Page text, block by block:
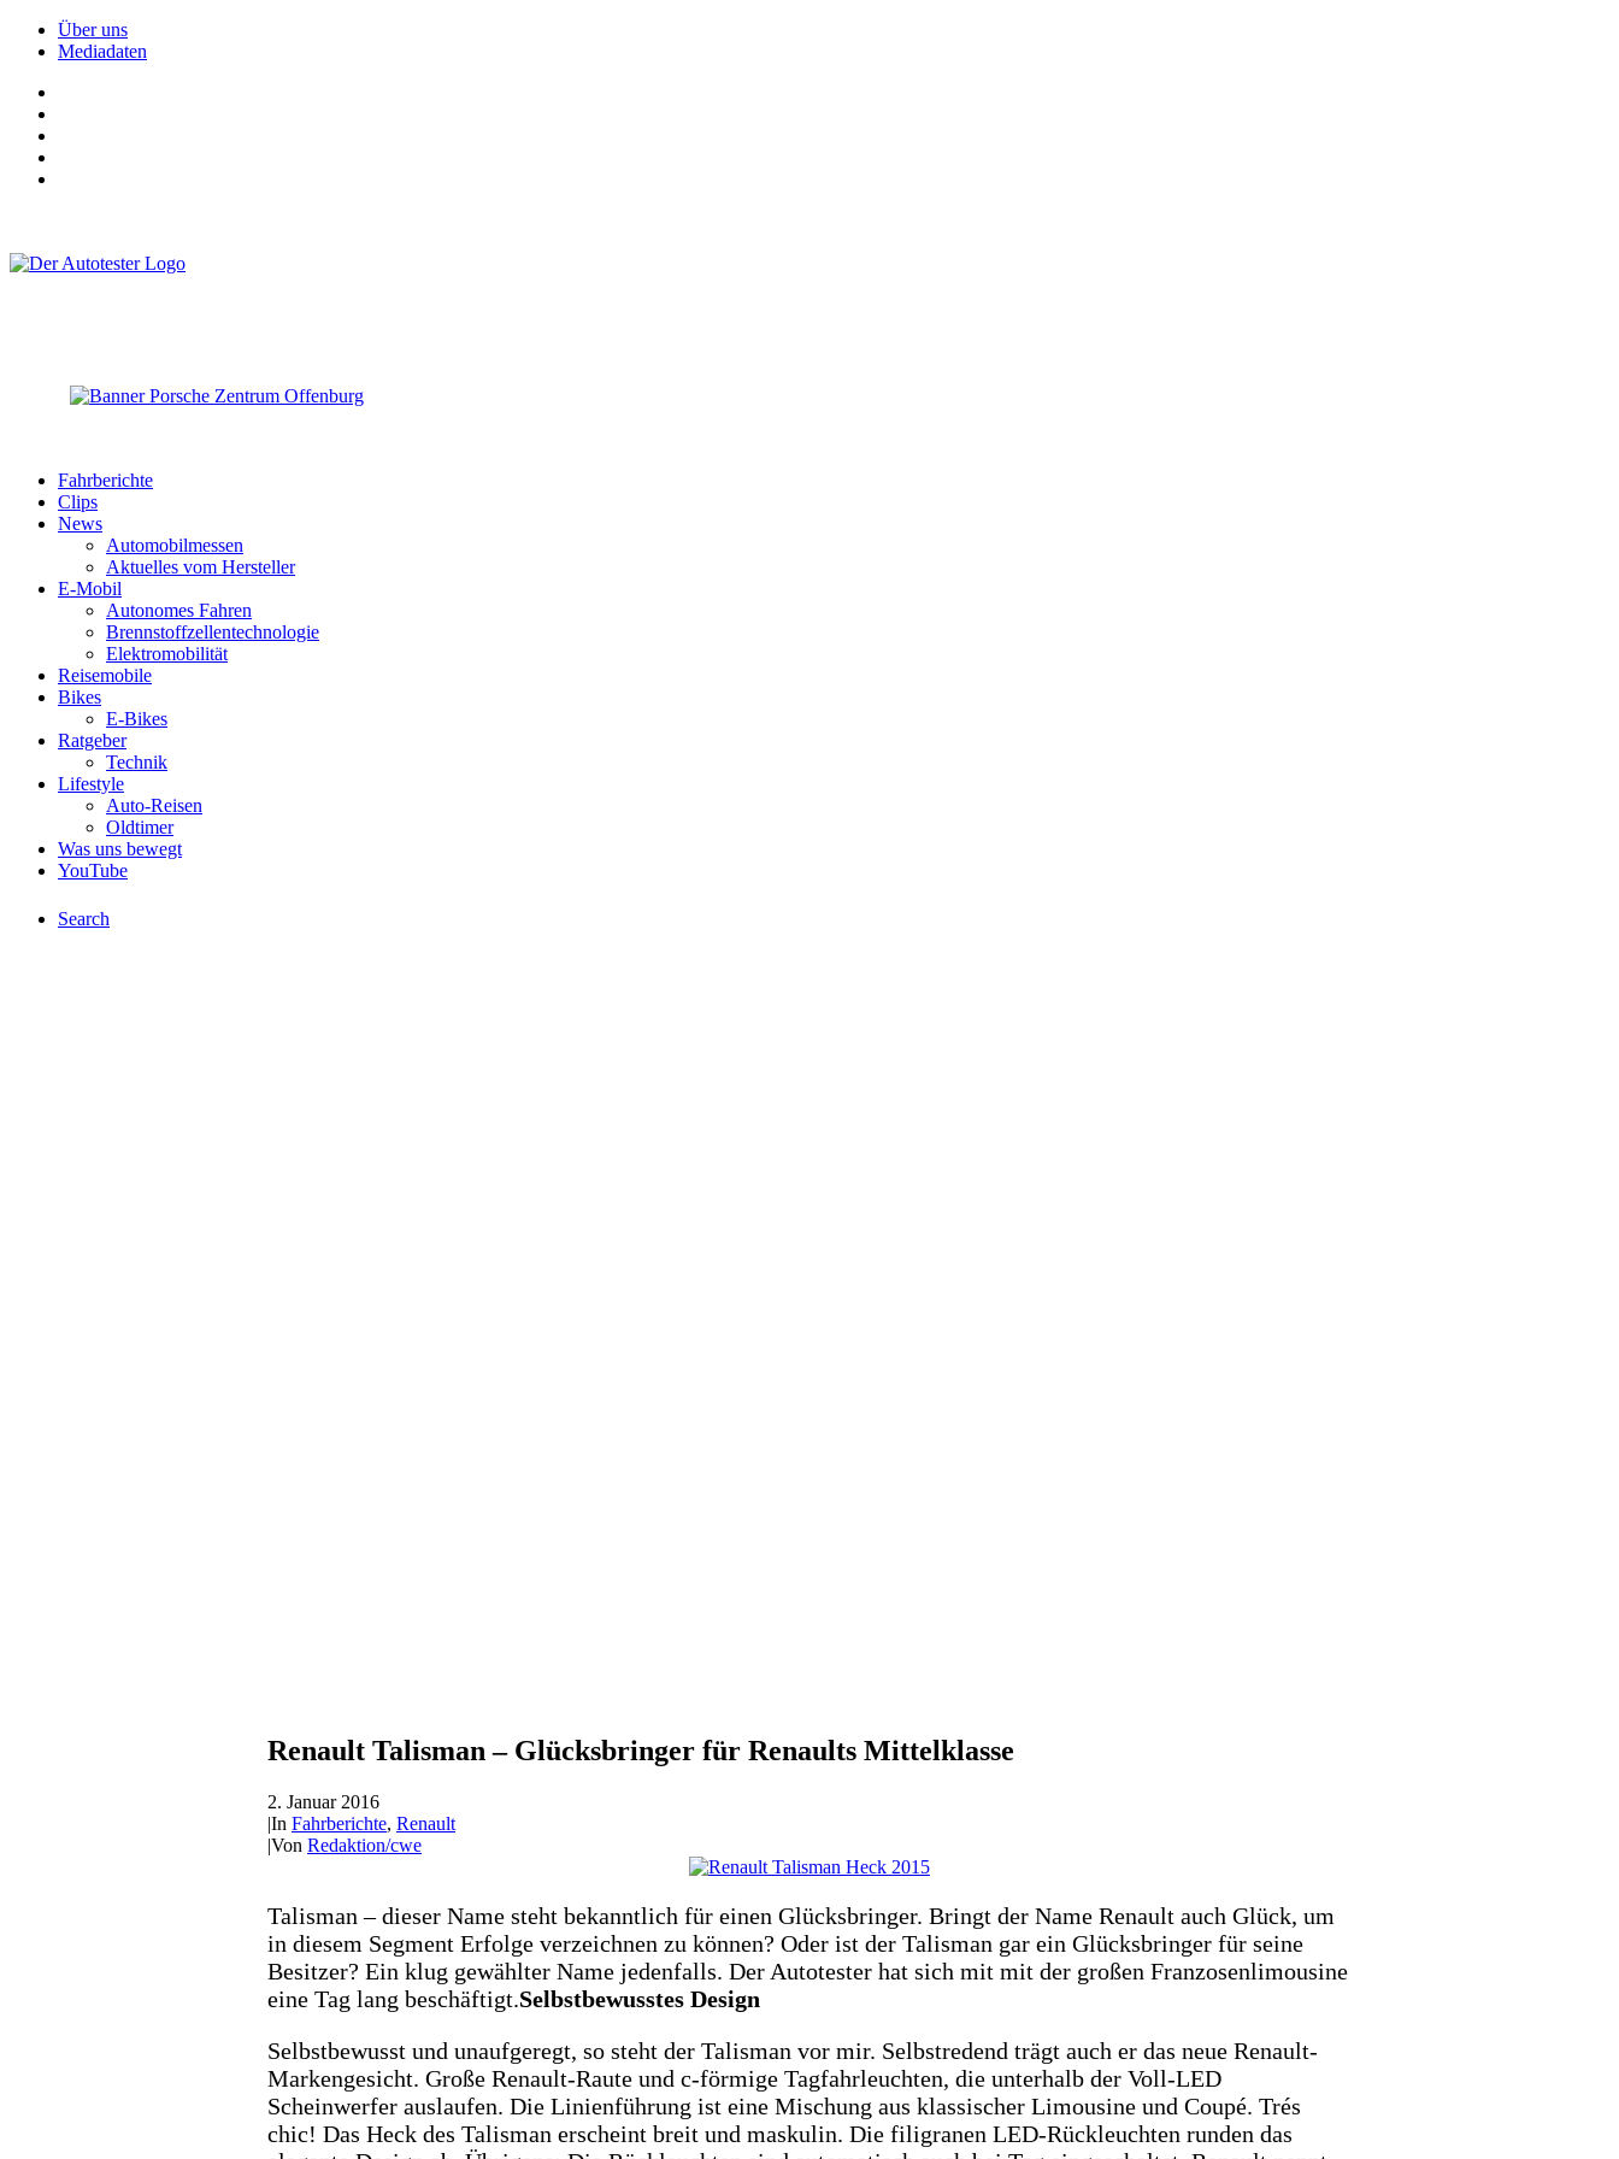
Über uns
Mediadaten
Fahrberichte
Clips
News
Automobilmessen
Aktuelles vom Hersteller
E-Mobil
Autonomes Fahren
Brennstoffzellentechnologie
Elektromobilität
Reisemobile
Bikes
E-Bikes
Ratgeber
Technik
Lifestyle
Auto-Reisen
Oldtimer
Was uns bewegt
YouTube
Search
Renault Talisman – Glücksbringer für Renaults Mittelklasse
2. Januar 2016
|In Fahrberichte, Renault
|Von Redaktion/cwe
Talisman – dieser Name steht bekanntlich für einen Glücksbringer. Bringt der Name Renault auch Glück, um
in diesem Segment Erfolge verzeichnen zu können? Oder ist der Talisman gar ein Glücksbringer für seine
Besitzer? Ein klug gewählter Name jedenfalls. Der Autotester hat sich mit mit der großen Franzosenlimousine
eine Tag lang beschäftigt.Selbstbewusstes Design
Selbstbewusst und unaufgeregt, so steht der Talisman vor mir. Selbstredend trägt auch er das neue Renault-
Markengesicht. Große Renault-Raute und c-förmige Tagfahrleuchten, die unterhalb der Voll-LED
Scheinwerfer auslaufen. Die Linienführung ist eine Mischung aus klassischer Limousine und Coupé. Trés
chic! Das Heck des Talisman erscheint breit und maskulin. Die filigranen LED-Rückleuchten runden das